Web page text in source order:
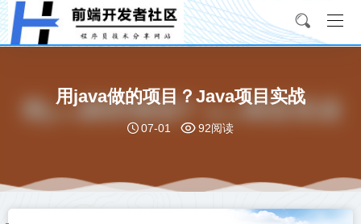
用java做的项目？Java项目实战
07-01 92阅读